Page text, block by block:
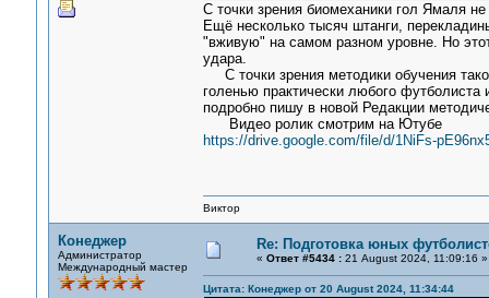
С точки зрения биомеханики гол Ямаля
Ещё несколько тысяч штанги,
"вживую" на самом разном уровне. Но
удара.
С точки зрения методики обучения
голенью практически любого
подробно пишу в новой Редакции
Видео ролик смотрим на Ютубе
https://drive.google.com/file/d/1NiFs-
Виктор
Конеджер
Администратор
Международный мастер
Re: Подготовка юных
« Ответ #5434 :21 August 2024, 11:09:16 »
Цитата: Конеджер от 20 August 2024, 11:34:44